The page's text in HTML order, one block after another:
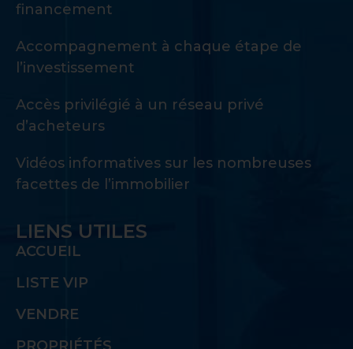
financement
Accompagnement à chaque étape de
l’investissement
Accès privilégié à un réseau privé
d’acheteurs
Vidéos informatives sur les nombreuses
facettes de l’immobilier
LIENS UTILES
ACCUEIL
LISTE VIP
VENDRE